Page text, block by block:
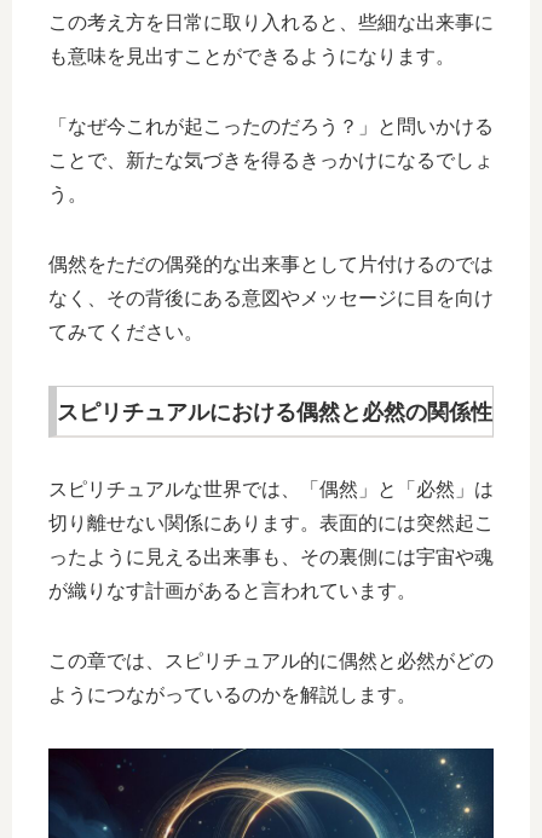
この考え方を日常に取り入れると、些細な出来事に
も意味を見出すことができるようになります。
「なぜ今これが起こったのだろう？」と問いかける
ことで、新たな気づきを得るきっかけになるでしょ
う。
偶然をただの偶発的な出来事として片付けるのでは
なく、その背後にある意図やメッセージに目を向け
てみてください。
スピリチュアルにおける偶然と必然の関係性
スピリチュアルな世界では、「偶然」と「必然」は
切り離せない関係にあります。表面的には突然起こ
ったように見える出来事も、その裏側には宇宙や魂
が織りなす計画があると言われています。
この章では、スピリチュアル的に偶然と必然がどの
ようにつながっているのかを解説します。